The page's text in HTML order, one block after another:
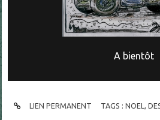
A bientôt
LIEN PERMANENT TAGS :NOEL ,